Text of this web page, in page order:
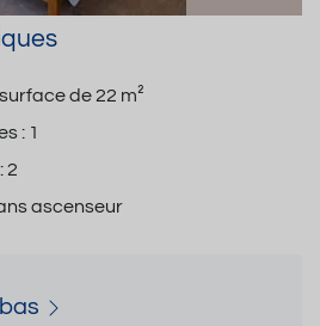
de22 m²
: 1
2
ascenseur